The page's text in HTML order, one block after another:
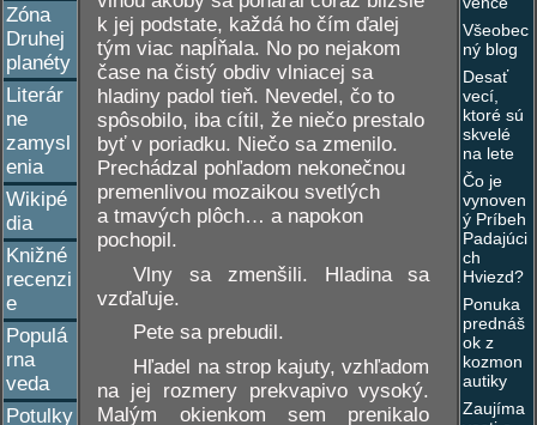
Zóna
Druhej
planéty
Literár
ne
zamysl
enia
Wikipé
dia
Knižné
recenzi
e
Populá
rna
veda
Potulky
k jej podstate, každá ho čím ďalej
tým viac napĺňala. No po nejakom
čase na čistý obdiv vlniacej sa
hladiny padol tieň. Nevedel, čo to
spôsobilo, iba cítil, že niečo prestalo
byť v poriadku. Niečo sa zmenilo.
Prechádzal pohľadom nekonečnou
premenlivou mozaikou svetlých
a tmavých plôch… a napokon
pochopil.
Vlny sa zmenšili. Hladina sa
vzďaľuje.
Pete sa prebudil.
Hľadel na strop kajuty, vzhľadom
na jej rozmery prekvapivo vysoký.
Malým okienkom sem prenikalo
Všeobec
ný blog
Desať
vecí,
ktoré sú
skvelé
na lete
Čo je
vynoven
ý Príbeh
Padajúci
ch
Hviezd?
Ponuka
prednáš
ok z
kozmon
autiky
Zaujíma